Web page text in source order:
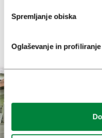
Spremljanje obiska
Oglaševanje in profiliranje